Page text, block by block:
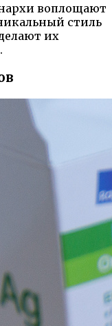
воплощают
стиль
их